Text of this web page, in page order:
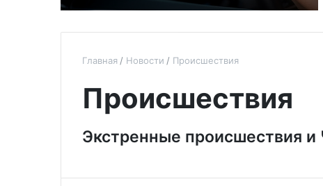
Главная Новости Происшествия
Происшествия
Экстренные происшествия и